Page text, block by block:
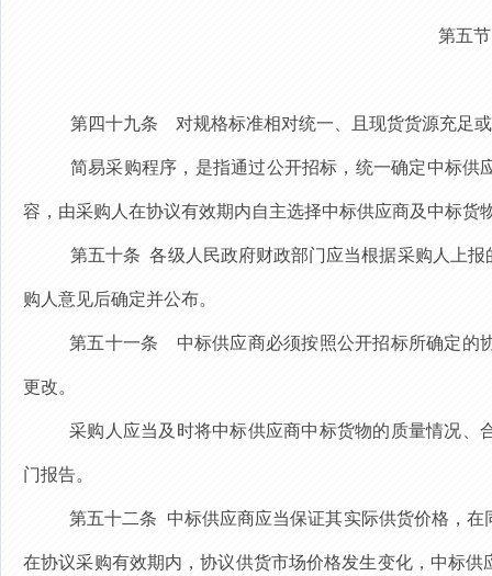
第五
第四十九条 对规格标准相对统一、且现货货源充足
简易采购程序， 是指通过公开招标，统一确定中标供
容，由采购人在协议有效期内自主选择中标供应商及中标货
第五十条 各级人民政府财政部门应当根据采购人上报
购人意见后确定并公布。
第五十一条 中标供应商必须按照公开招标所确定的
更改。
采购人应当及时将中标供应商中标货物的质量情况、
门报告。
第五十二条 中标供应商应当保证其实际供货价格，
在协议采购有效期内，协议供货市场价格发生变化，中标供